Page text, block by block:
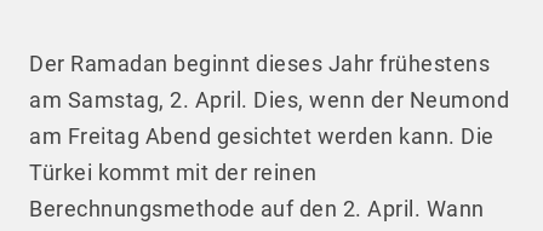
Der Ramadan beginnt dieses Jahr frühestens
am Samstag, 2. April. Dies, wenn der Neumond
am Freitag Abend gesichtet werden kann. Die
Türkei kommt mit der reinen
Berechnungsmethode auf den 2. April. Wann